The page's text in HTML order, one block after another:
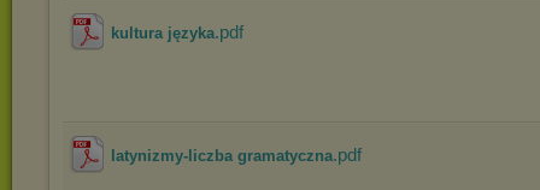
kultura języka.pdf
latynizmy-liczba gramatyczna.pdf